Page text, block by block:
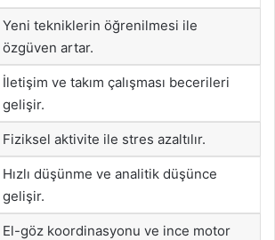
Yeni tekniklerin öğrenilmesi ile
özgüven artar.
İletişim ve takım çalışması becerileri
gelişir.
Fiziksel aktivite ile stres azaltılır.
Hızlı düşünme ve analitik düşünce
gelişir.
El-göz koordinasyonu ve ince motor